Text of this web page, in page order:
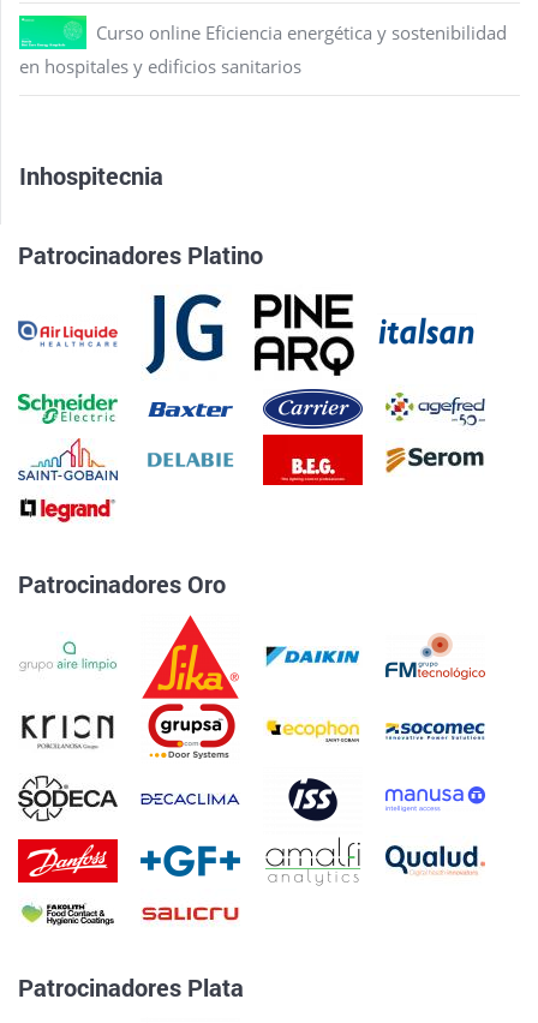
Curso online Eficiencia energética y sostenibilidad
en hospitales y edificios sanitarios
Inhospitecnia
Patrocinadores Platino
Patrocinadores Oro
Patrocinadores Plata